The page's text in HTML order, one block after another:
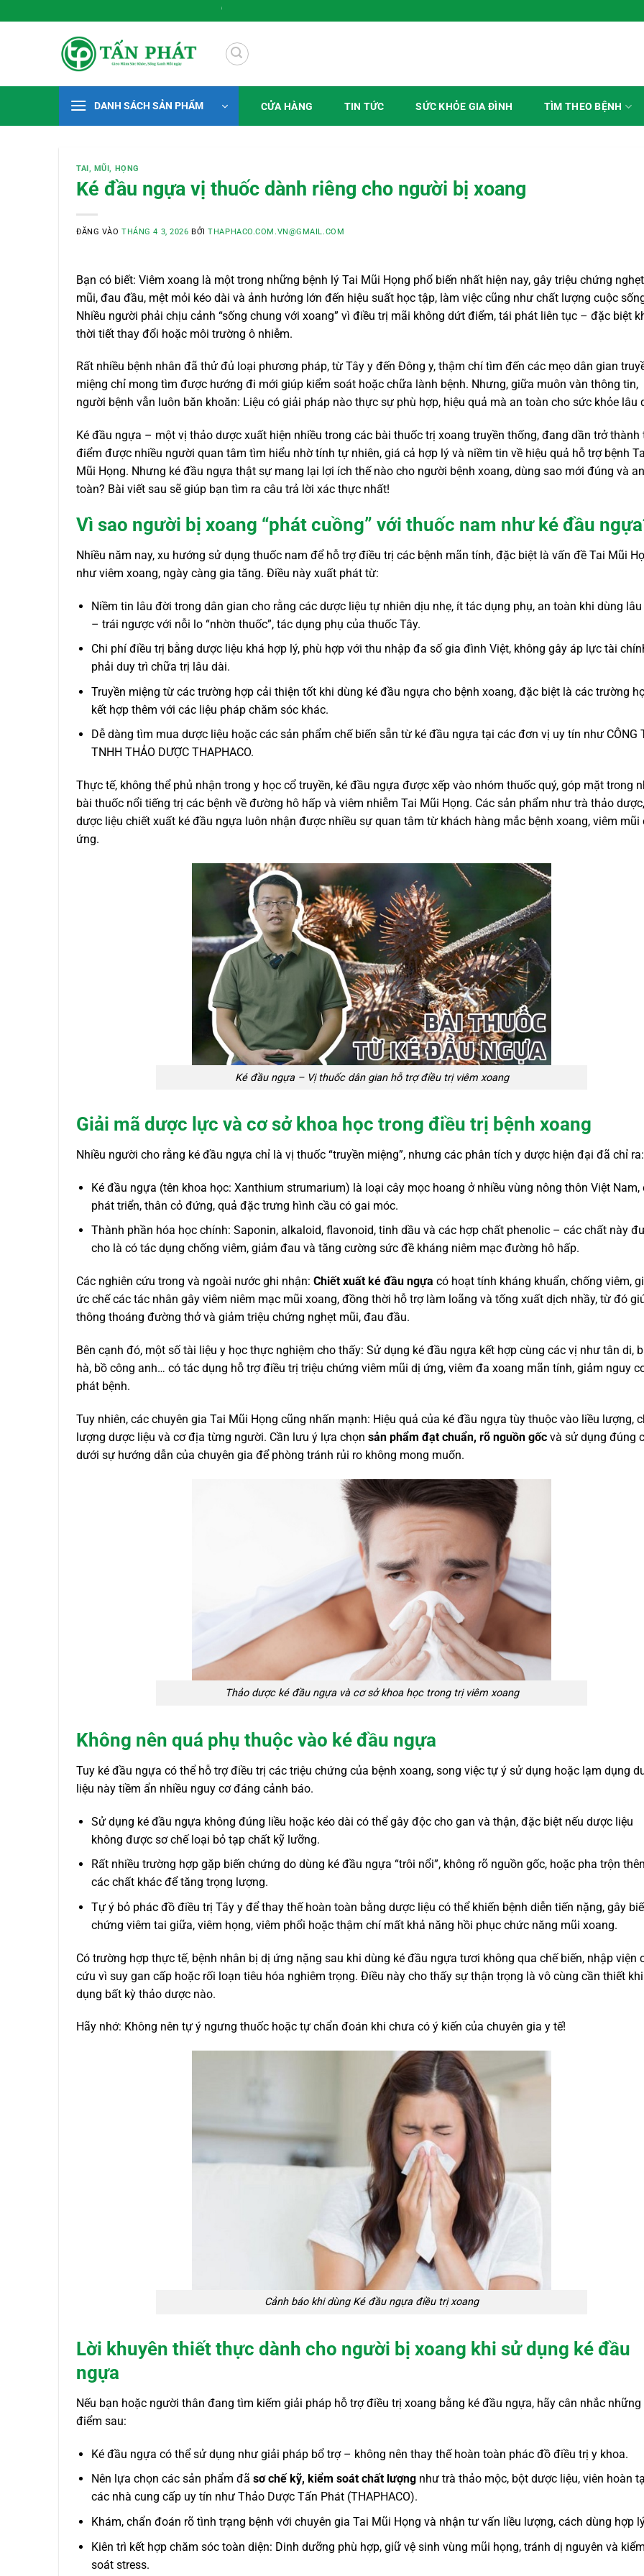
qua
Gieo Mầm Sức Khỏe, Sống Xanh Mỗi Ngày
DANH SÁCH SẢN PHẨM CỬA HÀNG TIN TỨC SỨC KHỎE GIA ĐÌNH TÌM THEO BỆNH
TAI, MŨI, HỌNG
Ké đầu ngựa vị thuốc dành riêng cho người bị xoang
ĐĂNG VÀOTHÁNG 4 3, 2026 BỞITHAPHACO.COM.VN@GMAIL.COM
Bạn có biết: Viêm xoang là một trong những bệnh lý Tai Mũi Họng phổ biến nhất hiện nay, gây triệu chứng nghẹt
mũi, đau đầu, mệt mỏi kéo dài và ảnh hưởng lớn đến hiệu suất học tập, làm việc cũng như chất lượng cuộc
Nhiều người phải chịu cảnh “sống chung với xoang” vì điều trị mãi không dứt điểm, tái phát liên tục – đặc biệt
thời tiết thay đổi hoặc môi trường ô nhiễm.
Rất nhiều bệnh nhân đã thử đủ loại phương pháp, từ Tây y đến Đông y, thậm chí tìm đến các mẹo dân gian
miệng chỉ mong tìm được hướng đi mới giúp kiểm soát hoặc chữa lành bệnh. Nhưng, giữa muôn vàn thông tin,
người bệnh vẫn luôn băn khoăn: Liệu có giải pháp nào thực sự phù hợp, hiệu quả mà an toàn cho sức khỏe lâu
Ké đầu ngựa – một vị thảo dược xuất hiện nhiều trong các bài thuốc trị xoang truyền thống, đang dần trở thành
điểm được nhiều người quan tâm tìm hiểu nhờ tính tự nhiên, giá cả hợp lý và niềm tin về hiệu quả hỗ trợ bệnh
Mũi Họng. Nhưng ké đầu ngựa thật sự mang lại lợi ích thế nào cho người bệnh xoang, dùng sao mới đúng và an
toàn? Bài viết sau sẽ giúp bạn tìm ra câu trả lời xác thực nhất!
Vì sao người bị xoang “phát cuồng” với thuốc nam như ké đầu
Nhiều năm nay, xu hướng sử dụng thuốc nam để hỗ trợ điều trị các bệnh mãn tính, đặc biệt là vấn đề Tai Mũi
như viêm xoang, ngày càng gia tăng. Điều này xuất phát từ:
Niềm tin lâu đời trong dân gian cho rằng các dược liệu tự nhiên dịu nhẹ, ít tác dụng phụ, an toàn khi dùng lâu
– trái ngược với nỗi lo “nhờn thuốc”, tác dụng phụ của thuốc Tây.
Chi phí điều trị bằng dược liệu khá hợp lý, phù hợp với thu nhập đa số gia đình Việt, không gây áp lực tài
phải duy trì chữa trị lâu dài.
Truyền miệng từ các trường hợp cải thiện tốt khi dùng ké đầu ngựa cho bệnh xoang, đặc biệt là các trường
kết hợp thêm với các liệu pháp chăm sóc khác.
Dễ dàng tìm mua dược liệu hoặc các sản phẩm chế biến sẵn từ ké đầu ngựa tại các đơn vị uy tín như CÔNG
TNHH THẢO DƯỢC THAPHACO.
Thực tế, không thể phủ nhận trong y học cổ truyền, ké đầu ngựa được xếp vào nhóm thuốc quý, góp mặt trong
bài thuốc nổi tiếng trị các bệnh về đường hô hấp và viêm nhiễm Tai Mũi Họng. Các sản phẩm như trà thảo
dược liệu chiết xuất ké đầu ngựa luôn nhận được nhiều sự quan tâm từ khách hàng mắc bệnh xoang, viêm mũi
ứng.
Ké đầu ngựa – Vị thuốc dân gian hỗ trợ điều trị viêm xoang
Giải mã dược lực và cơ sở khoa học trong điều trị bệnh xoang
Nhiều người cho rằng ké đầu ngựa chỉ là vị thuốc “truyền miệng”, nhưng các phân tích y dược hiện đại đã chỉ ra:
Ké đầu ngựa (tên khoa học: Xanthium strumarium) là loại cây mọc hoang ở nhiều vùng nông thôn Việt Nam,
phát triển, thân cỏ đứng, quả đặc trưng hình cầu có gai móc.
Thành phần hóa học chính: Saponin, alkaloid, flavonoid, tinh dầu và các hợp chất phenolic – các chất này
cho là có tác dụng chống viêm, giảm đau và tăng cường sức đề kháng niêm mạc đường hô hấp.
Các nghiên cứu trong và ngoài nước ghi nhận: Chiết xuất ké đầu ngựa có hoạt tính kháng khuẩn, chống viêm,
ức chế các tác nhân gây viêm niêm mạc mũi xoang, đồng thời hỗ trợ làm loãng và tống xuất dịch nhầy, từ đó
thông thoáng đường thở và giảm triệu chứng nghẹt mũi, đau đầu.
Bên cạnh đó, một số tài liệu y học thực nghiệm cho thấy: Sử dụng ké đầu ngựa kết hợp cùng các vị như tân di,
hà, bồ công anh… có tác dụng hỗ trợ điều trị triệu chứng viêm mũi dị ứng, viêm đa xoang mãn tính, giảm nguy
phát bệnh.
Tuy nhiên, các chuyên gia Tai Mũi Họng cũng nhấn mạnh: Hiệu quả của ké đầu ngựa tùy thuộc vào liều lượng,
lượng dược liệu và cơ địa từng người. Cần lưu ý lựa chọn sản phẩm đạt chuẩn, rõ nguồn gốc và sử dụng đúng
dưới sự hướng dẫn của chuyên gia để phòng tránh rủi ro không mong muốn.
Thảo dược ké đầu ngựa và cơ sở khoa học trong trị viêm xoang
Không nên quá phụ thuộc vào ké đầu ngựa
Tuy ké đầu ngựa có thể hỗ trợ điều trị các triệu chứng của bệnh xoang, song việc tự ý sử dụng hoặc lạm dụng
liệu này tiềm ẩn nhiều nguy cơ đáng cảnh báo.
Sử dụng ké đầu ngựa không đúng liều hoặc kéo dài có thể gây độc cho gan và thận, đặc biệt nếu dược liệu
không được sơ chế loại bỏ tạp chất kỹ lưỡng.
Rất nhiều trường hợp gặp biến chứng do dùng ké đầu ngựa “trôi nổi”, không rõ nguồn gốc, hoặc pha trộn
các chất khác để tăng trọng lượng.
Tự ý bỏ phác đồ điều trị Tây y để thay thế hoàn toàn bằng dược liệu có thể khiến bệnh diễn tiến nặng, gây
chứng viêm tai giữa, viêm họng, viêm phổi hoặc thậm chí mất khả năng hồi phục chức năng mũi xoang.
Có trường hợp thực tế, bệnh nhân bị dị ứng nặng sau khi dùng ké đầu ngựa tươi không qua chế biến, nhập viện
cứu vì suy gan cấp hoặc rối loạn tiêu hóa nghiêm trọng. Điều này cho thấy sự thận trọng là vô cùng cần thiết
dụng bất kỳ thảo dược nào.
Hãy nhớ: Không nên tự ý ngưng thuốc hoặc tự chẩn đoán khi chưa có ý kiến của chuyên gia y tế!
Cảnh báo khi dùng Ké đầu ngựa điều trị xoang
Lời khuyên thiết thực dành cho người bị xoang khi sử dụng ké đầu
ngựa
Nếu bạn hoặc người thân đang tìm kiếm giải pháp hỗ trợ điều trị xoang bằng ké đầu ngựa, hãy cân nhắc những
điểm sau:
Ké đầu ngựa có thể sử dụng như giải pháp bổ trợ – không nên thay thế hoàn toàn phác đồ điều trị y khoa.
Nên lựa chọn các sản phẩm đã sơ chế kỹ, kiểm soát chất lượngnhư trà thảo mộc, bột dược liệu, viên hoàn
các nhà cung cấp uy tín như Thảo Dược Tấn Phát (THAPHACO).
Khám, chẩn đoán rõ tình trạng bệnh với chuyên gia Tai Mũi Họng và nhận tư vấn liều lượng, cách dùng hợp
Kiên trì kết hợp chăm sóc toàn diện: Dinh dưỡng phù hợp, giữ vệ sinh vùng mũi họng, tránh dị nguyên và kiểm
soát stress.